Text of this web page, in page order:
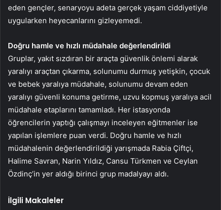
eden gençler, senaryoyu adeta gerçek yaşam ciddiyetiyle
uygularken heyecanlarını gizleyemedi.
Doğru hamle ve hızlı müdahale değerlendirildi
Gruplar, yakıt sızdıran bir araçta güvenlik önlemi alarak
yaralıyı araçtan çıkarma, solunumu durmuş yetişkin, çocuk
ve bebek yaralıya müdahale, solunumu devam eden
yaralıyı güvenli konuma getirme, uzvu kopmuş yaralıya acil
müdahale etaplarını tamamladı. Her istasyonda
öğrencilerin yaptığı çalışmayı inceleyen eğitmenler ise
yapılan işlemlere puan verdi. Doğru hamle ve hızlı
müdahalenin değerlendirildiği yarışmada Rabia Çiftçi,
Halime Savran, Narin Yıldız, Cansu Türkmen ve Ceylan
Özdinç’in yer aldığı birinci grup madalyayı aldı.
İlgili Makaleler